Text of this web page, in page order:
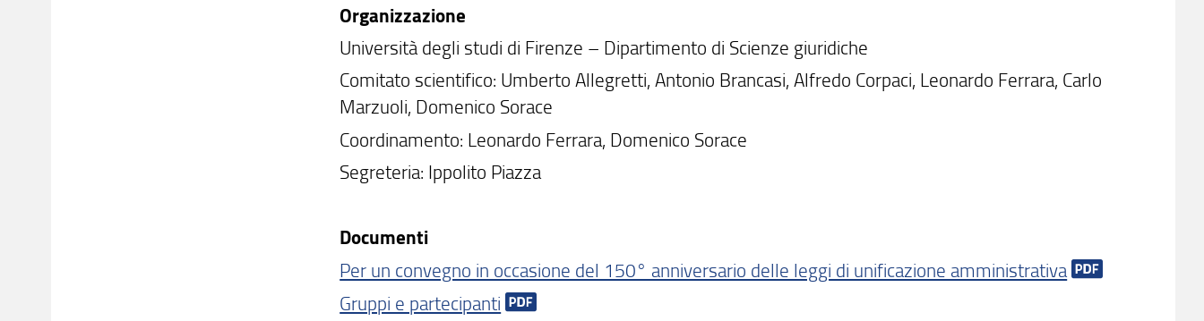
Organizzazione
Università degli studi di Firenze – Dipartimento di Scienze giuridiche
Comitato scientifico: Umberto Allegretti, Antonio Brancasi, Alfredo Corpaci, Leonardo Ferrara, Carlo
Marzuoli, Domenico Sorace
Coordinamento: Leonardo Ferrara, Domenico Sorace
Segreteria: Ippolito Piazza
Documenti
Per un convegno in occasione del 150° anniversario delle leggi di unificazione amministrativa
Gruppi e partecipanti